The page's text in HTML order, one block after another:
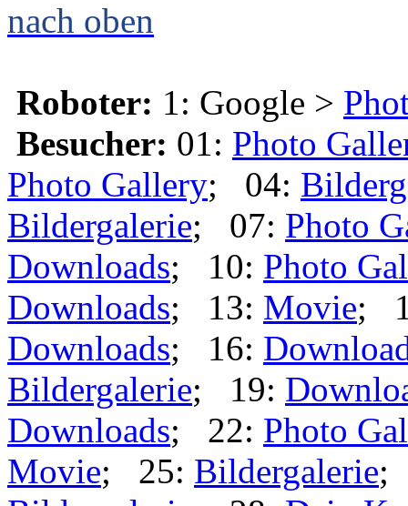
nach oben
Roboter: 1: Google >
Besucher: 01: Photo
Photo Gallery; 04:
Bildergalerie; 07: Photo
Downloads; 10: Photo
Downloads; 13: Movie;
Downloads; 16:
Bildergalerie; 19:
Downloads; 22: Photo
Movie; 25: Bildergalerie;